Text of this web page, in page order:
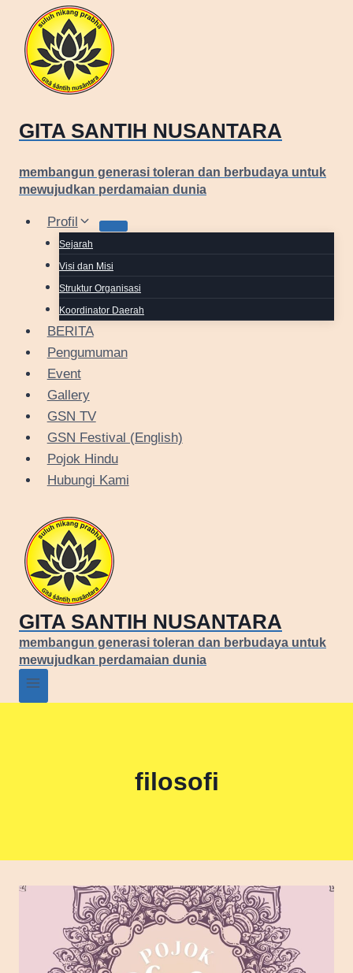
content
GITA SANTIH NUSANTARA
membangun generasi toleran dan berbudaya untuk
mewujudkan perdamaian dunia
Profil
Sejarah
Visi dan Misi
Struktur Organisasi
Koordinator Daerah
BERITA
Pengumuman
Event
Gallery
GSN TV
GSN Festival (English)
Pojok Hindu
Hubungi Kami
GITA SANTIH NUSANTARA
membangun generasi toleran dan berbudaya untuk
mewujudkan perdamaian dunia
filosofi